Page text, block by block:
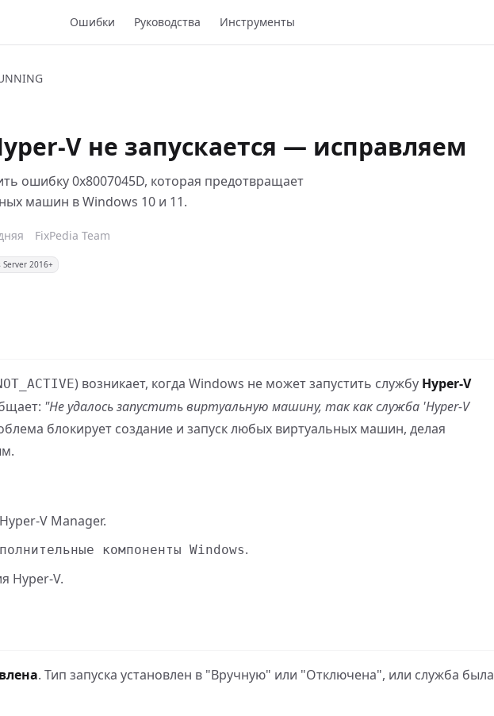
Ошибки Руководства Инструменты
V не запускается — исправляем
ошибку 0x8007045D, которая предотвращает
машин в Windows 10 и 11.
FixPedia Team
Server 2016+
) возникает, когда Windows не может запустить службу Hyper-V
"Не удалось запустить виртуальную машину, так как служба 'Hyper-V
блокирует создание и запуск любых виртуальных машин, делая
V Manager.
компоненты Windows.
Hyper-V.
. Тип запуска установлен в "Вручную" или "Отключена", или служба была